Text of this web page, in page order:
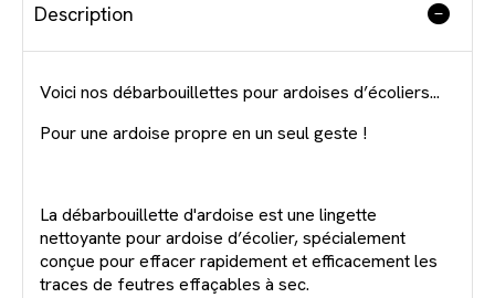
Description
Voici nos débarbouillettes pour ardoises d’écoliers...
Pour une ardoise propre en un seul geste !
La débarbouillette d'ardoise est une lingette
nettoyante pour ardoise d’écolier, spécialement
conçue pour effacer rapidement et efficacement les
traces de feutres effaçables à sec.